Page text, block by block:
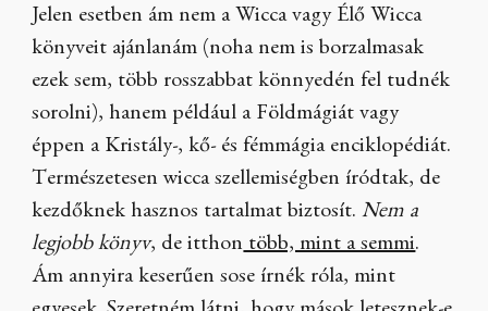
Jelen esetben ám nem a Wicca vagy Élő Wicca
könyveit ajánlanám (noha nem is borzalmasak
ezek sem, több rosszabbat könnyedén fel tudnék
sorolni), hanem például a Földmágiát vagy
éppen a Kristály-, kő- és fémmágia enciklopédiát.
Természetesen wicca szellemiségben íródtak, de
kezdőknek hasznos tartalmat biztosít.Nem a
legjobb könyv, de itthontöbb, mint a semmi.
Ám annyira keserűen sose írnék róla, mint